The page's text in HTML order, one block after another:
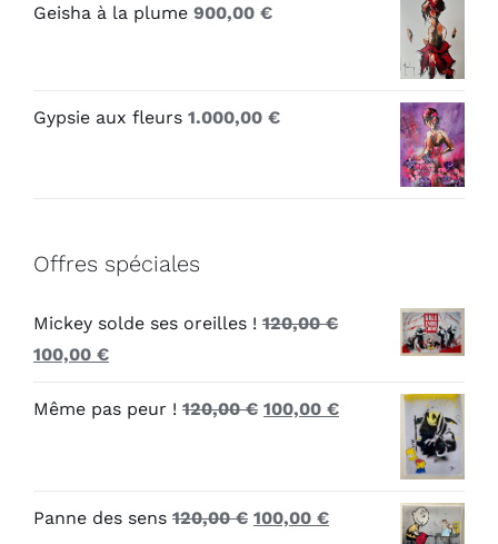
Geisha à la plume 900,00 €
Gypsie aux fleurs 1.000,00 €
Offres spéciales
Mickey solde ses oreilles ! 120,00€
Le
initial
100,00 €Le
actuel
Même pas peur ! 120,00€ Le
120,00 €.
100,00 €Le
100,00 €.
Panne des sens 120,00€ Le
100,00 €Le